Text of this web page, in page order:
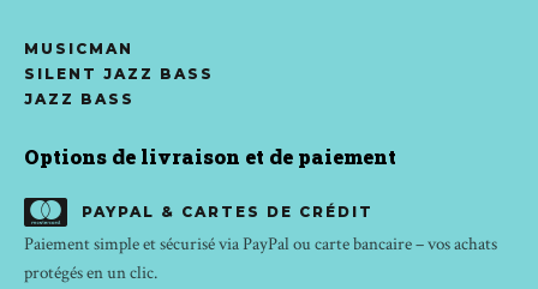
MUSICMAN
SILENT JAZZ BASS
JAZZ BASS
Options de livraison et de paiement
PAYPAL & CARTES DE CRÉDIT
Paiement simple et sécurisé via PayPal ou carte bancaire – vos achats
protégés en un clic.